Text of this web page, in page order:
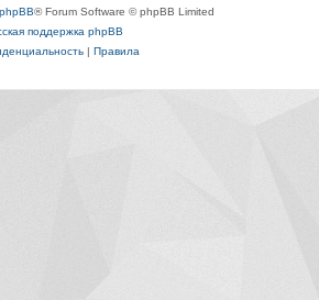
phpBB® Forum Software © phpBB Limited
поддержка phpBB
| Правила